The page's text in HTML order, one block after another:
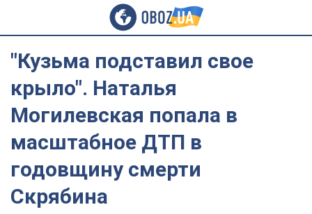
"Кузьма подставил свое
крыло". Наталья
Могилевская попала в
масштабное ДТП в
годовщину смерти
Скрябина